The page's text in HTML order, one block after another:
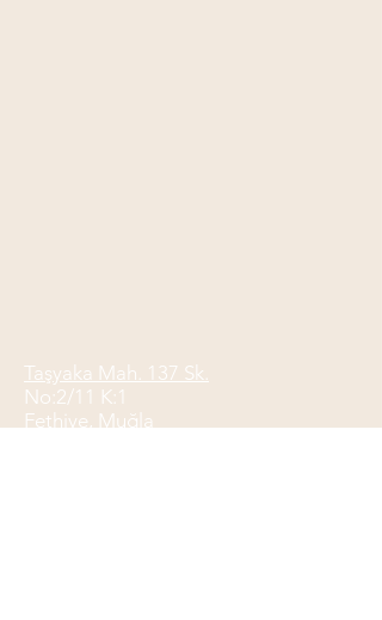
Taşyaka Mah. 137 Sk.
No:2/11 K:1
Fethiye, Muğla